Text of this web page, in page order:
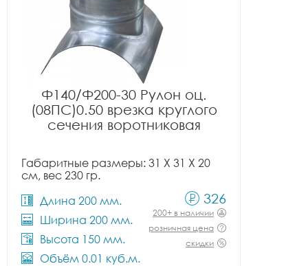
Ф140/Ф200-30 Рулон оц.
(08ПС)0.50 врезка круглого
сечения воротниковая
Габаритные размеры: 31 X 31 X 20
см, вес 230 гр.
Длина 200 мм.
Ширина 200 мм.
Высота 150 мм.
Объём 0.01 куб.м.
326
200+ в наличии
розничная цена
скидки